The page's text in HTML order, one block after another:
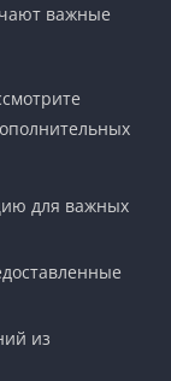
важные
для важных
из